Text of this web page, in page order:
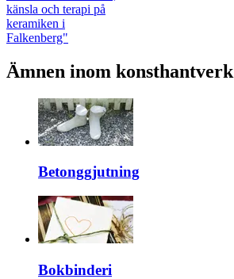
känsla och terapi på
keramiken i
Falkenberg"
Ämnen inom konsthantverk
Betonggjutning
Bokbinderi